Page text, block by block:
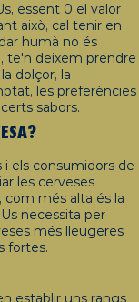
essent 0 el valor
això, cal tenir en
humà no és
te'n deixem prendre
dolçor, la
les preferències
sabors.
i els consumidors de
les cerveses
com més alta és la
necessita per
més lleugeres
fortes.
establir uns rangs